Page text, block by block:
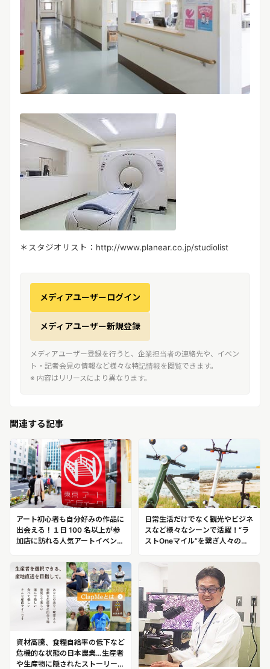
＊スタジオリスト：http://www.planear.co.jp/studiolist
メディアユーザーログイン
メディアユーザー新規登録
メディアユーザー登録を行うと、企業担当者の連絡先や、イベン
ト・記者会見の情報など様々な特記情報を閲覧できます。
※ 内容はリリースにより異なります。
関連する記事
アート初心者も自分好みの作品に
出会える！１日 100 名以上が参
加店に訪れる人気アートイベント
日常生活だけでなく観光やビジネ
スなど様々なシーンで活躍！“ラ
ストOneマイル”を繋ぎ人々の暮
EVを提供「LIFE EV」をコンセプ
トに二輪・三輪・四輪 EV を提供
株式会社ブレイズ
資材高騰、食糧自給率の低下など
危機的な状態の日本農業…生産者
や生産物に隠されたストーリーに